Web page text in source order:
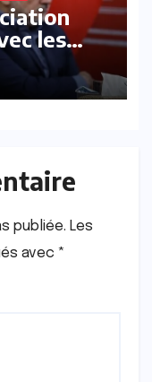
les
publiée. Les
avec *